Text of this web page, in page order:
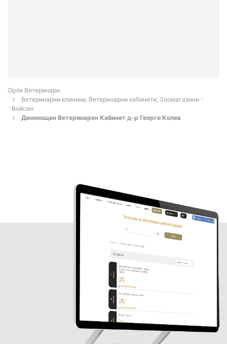
Орли Ветеринари
Ветеринарни клиники, Ветеринарни кабинети, Зоомагазини -
Войсил
Денонощен Ветеринарен Кабинет д-р Георги Колев